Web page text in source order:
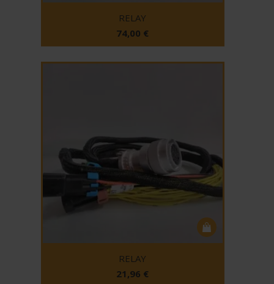
RELAY
74,00 €
RELAY
21,96 €